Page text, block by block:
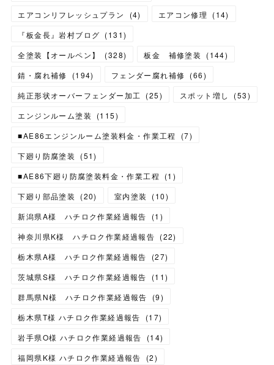
エアコンリフレッシュプラン
(4) エアコン修理 (14)
『板金長』岩村ブログ (131)
全塗装【オールペン】
(328) 板金 補修塗装 (144)
錆・腐れ補修
(194) フェンダー腐れ補修 (66)
純正形状オーバーフェンダー加工
(25) スポット増し (53)
エンジンルーム塗装
(115)
■AE86エンジンルーム塗装料金・作業工程
(7)
下廻り防腐塗装
(51)
■AE86下廻り防腐塗装料金・作業工程
(1 )
下廻り部品塗装
(20) 室内塗装 (10)
新潟県A様 ハチロク作業経過報告
(1 )
神奈川県K様 ハチロク作業経過報告 (22)
栃木県A様 ハチロク作業経過報告
(27)
茨城県S様 ハチロク作業経過報告
(11)
群馬県N様 ハチロク作業経過報告
(9)
栃木県T様 ハチロク作業経過報告
(17)
岩手県O様 ハチロク作業経過報告
(14)
福岡県K様 ハチロク作業経過報告
(2)